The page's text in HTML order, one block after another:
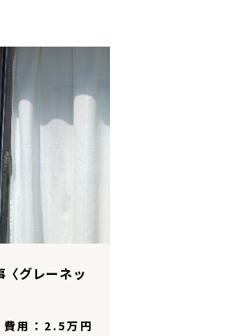
グレーネッ
費用：2.5万円